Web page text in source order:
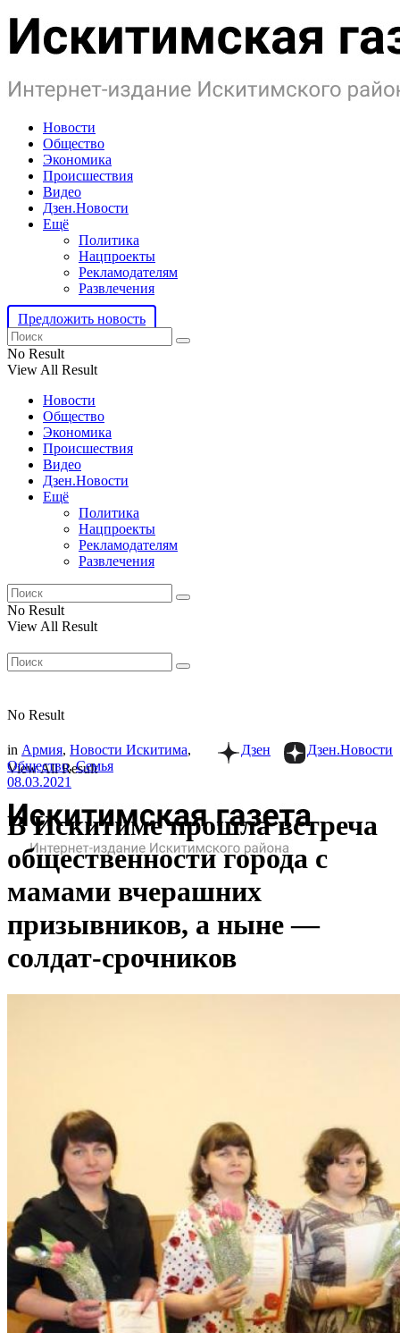
Новости
Общество
Экономика
Происшествия
Видео
Дзен.Новости
Ещё
Политика
Нацпроекты
Рекламодателям
Развлечения
Предложить новость
No Result
View All Result
Новости
Общество
Экономика
Происшествия
Видео
Дзен.Новости
Ещё
Политика
Нацпроекты
Рекламодателям
Развлечения
No Result
View All Result
No Result
View All Result
Дзен.Новости
Дзен
in Армия, Новости Искитима,
Общество,Семья
08.03.2021
В Искитиме прошла встреча
общественности города с
мамами вчерашних
призывников, а ныне —
солдат-срочников